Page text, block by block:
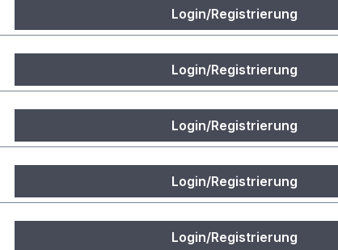
Login/Registrierung
Login/Registrierung
Login/Registrierung
Login/Registrierung
Login/Registrierung